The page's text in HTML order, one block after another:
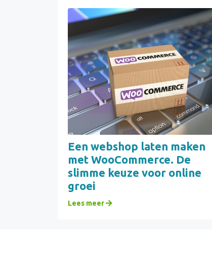
Een webshop laten maken
met WooCommerce. De
slimme keuze voor online
groei
Lees meer